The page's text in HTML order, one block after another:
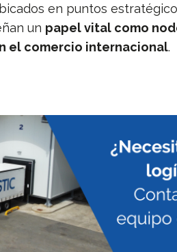
en puntos
un papel vital como
el comercio internacional.